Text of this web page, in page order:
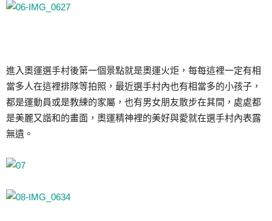
進入奧運選手村後第一個景點就是奧運火炬，每每這裡一定有相
當多人在這裡排隊等拍照，最近選手村內也有相當多的小孩子，
都是運動員或是教練的家屬，也有男女朋友散步在其間，處處都
是美麗又諧和的畫面，奧運精神裡的美好與愛就在選手村內表露
無遺。